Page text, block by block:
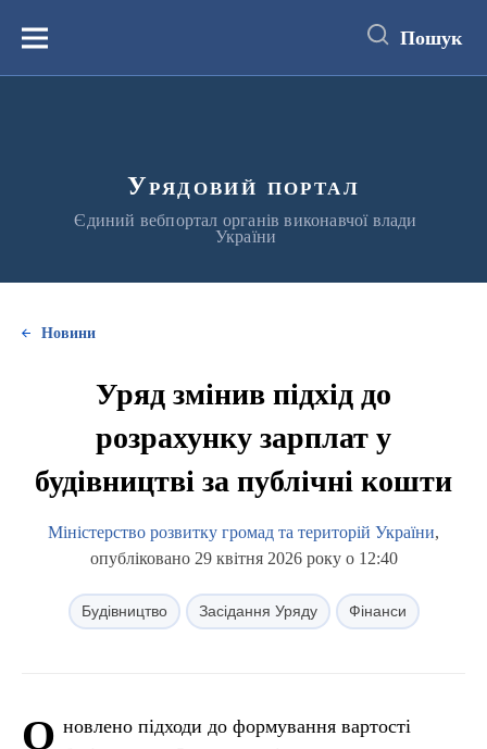
вмістуМеню Пошук
Урядовий портал
Єдиний вебпортал органів виконавчої влади
України
Новини
Уряд змінив підхід до
розрахунку зарплат у
будівництві за публічні кошти
Міністерство розвитку громад та територій України,
опубліковано 29 квітня 2026 року о 12:40
Будівництво Засідання Уряду Фінанси
О новлено підходи до формування вартості